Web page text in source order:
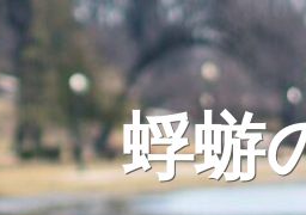
蜉蝣